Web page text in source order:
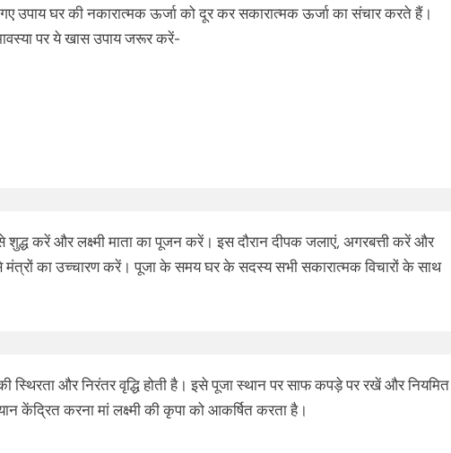
उपाय घर की नकारात्मक ऊर्जा को दूर कर सकारात्मक ऊर्जा का संचार करते हैं।
पर ये खास उपाय जरूर करें-
करें और लक्ष्मी माता का पूजन करें। इस दौरान दीपक जलाएं, अगरबत्ती करें और
का उच्चारण करें। पूजा के समय घर के सदस्य सभी सकारात्मक विचारों के साथ
स्थिरता और निरंतर वृद्धि होती है। इसे पूजा स्थान पर साफ कपड़े पर रखें और नियमित
केंद्रित करना मां लक्ष्मी की कृपा को आकर्षित करता है।